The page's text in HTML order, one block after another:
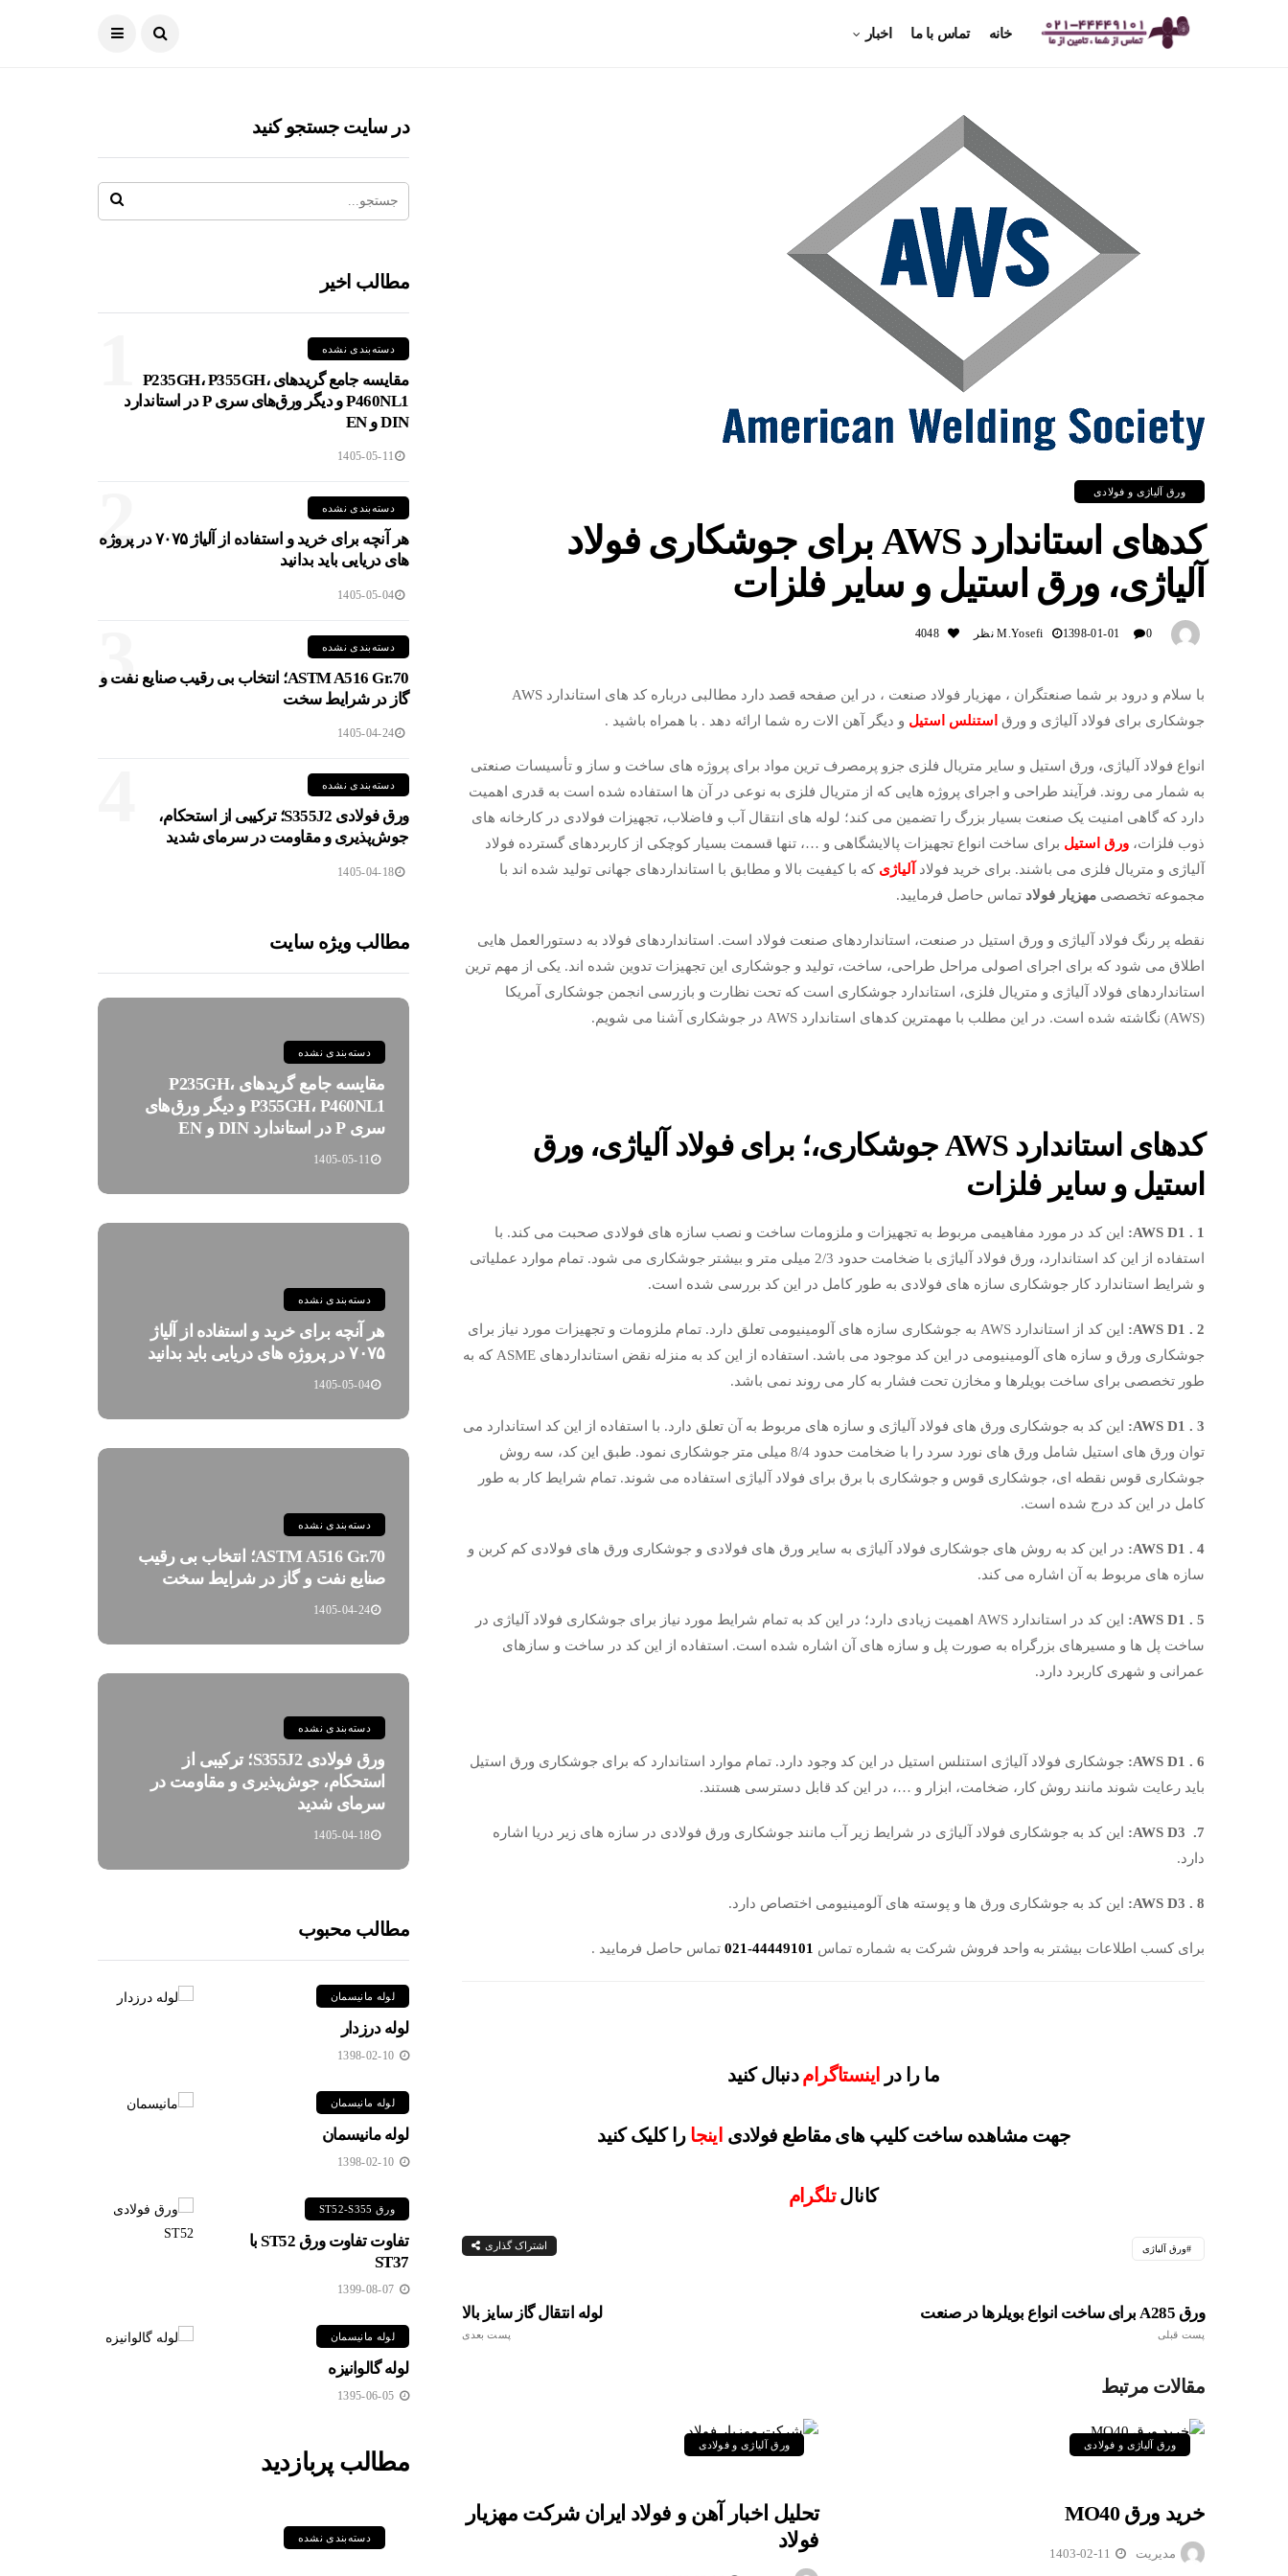
خانه تماس با ما اخبار
ورق آلیاژی و فولادی
کدهای استاندارد AWS برای جوشکاری فولاد
آلیاژی، ورق استیل و سایر فلزات
M.yosefi 1398-01-01 0 نظر
با سلام و درود بر شما صنعتگران ، مهزیار فولاد صنعت ، در این صفحه قصد دارد مطالبی درباره کد های استاندارد AWS
جوشکاری برای فولاد آلیاژی و ورق استنلس استیل و دیگر آهن الات ره شما ارائه دهد . با همراه باشید .
انواع فولاد آلیاژی، ورق استیل و سایر متریال فلزی جزو پرمصرف ترین مواد برای پروژه های ساخت و ساز و تأسیسات صنعتی
به شمار می روند. فرآیند طراحی و اجرای پروژه هایی که از متریال فلزی به نوعی در آن ها استفاده شده است به قدری اهمیت
دارد که گاهی امنیت یک صنعت بسیار بزرگ را تضمین می کند؛ لوله های انتقال آب و فاضلاب، تجهیزات فولادی در کارخانه های
ذوب فلزات، ورق استیل برای ساخت انواع تجهیزات پالایشگاهی و …، تنها قسمت بسیار کوچکی از کاربردهای گسترده فولاد
آلیاژی و متریال فلزی می باشند. برای خرید فولاد
آلیاژی که با کیفیت بالا و مطابق با استانداردهای جهانی تولید شده اند با
مجموعه تخصصی مهزیار فولاد تماس حاصل فرمایید.
نقطه پر رنگ فولاد آلیاژی و ورق استیل در صنعت، استانداردهای صنعت فولاد است. استانداردهای فولاد به دستورالعمل هایی
اطلاق می شود که برای اجرای اصولی مراحل طراحی، ساخت، تولید و جوشکاری این تجهیزات تدوین شده اند. یکی از مهم ترین
استانداردهای فولاد آلیاژی و متریال فلزی، استاندارد جوشکاری است که تحت نظارت و بازرسی انجمن جوشکاری آمریکا
(AWS) نگاشته شده است. در این مطلب با مهمترین کدهای استاندارد AWS در جوشکاری آشنا می شویم.
کدهای استاندارد AWS جوشکاری،
؛ برای فولاد آلیاژی، ورق
استیل و سایر فلزات
AWS D1 . 1
:
این کد در مورد مفاهیمی مربوط به تجهیزات و ملزومات ساخت و نصب سازه های فولادی صحبت می کند. با
استفاده از این کد استاندارد، ورق فولاد آلیاژی با ضخامت حدود 2/3 میلی متر و بیشتر جوشکاری می شود. تمام موارد عملیاتی
و شرایط استاندارد کار جوشکاری سازه های فولادی به طور کامل در این کد بررسی شده است.
AWS D1 . 2
:
این کد از استاندارد AWS به جوشکاری سازه های آلومینیومی تعلق دارد. تمام ملزومات و تجهیزات مورد نیاز برای
جوشکاری ورق و سازه های آلومینیومی در این کد موجود می باشد. استفاده از این کد به منزله نقض استانداردهای ASME که به
طور تخصصی برای ساخت بویلرها و مخازن تحت فشار به کار می روند نمی باشد.
AWS D1 . 3
: این کد به جوشکاری ورق های فولاد آلیاژی و سازه های مربوط به آن تعلق دارد. با استفاده از این کد استاندارد می
توان ورق های استیل شامل ورق های نورد سرد را با ضخامت حدود 8/4 میلی متر جوشکاری نمود. طبق این کد، سه روش
جوشکاری قوس نقطه ای، جوشکاری قوس و جوشکاری با برق برای فولاد آلیاژی استفاده می شوند. تمام شرایط کار به طور
کامل در این کد درج شده است.
AWS D1 . 4
: در این کد به روش های جوشکاری فولاد آلیاژی به سایر ورق های فولادی و جوشکاری ورق های فولادی کم کربن و
سازه های مربوط به آن اشاره می کند.
AWS D1 . 5
:
این کد در استاندارد AWS اهمیت زیادی دارد؛ در این کد به تمام شرایط مورد نیاز برای جوشکاری فولاد آلیاژی در
ساخت پل ها و مسیرهای بزرگراه به صورت پل و سازه های آن اشاره شده است. استفاده از این کد در ساخت و سازهای
عمرانی و شهری کاربرد دارد.
AWS D1 . 6
: جوشکاری فولاد آلیاژی استنلس استیل در این کد وجود دارد. تمام موارد استاندارد که برای جوشکاری ورق استیل
باید رعایت شوند مانند روش کار، ضخامت، ابزار و …، در این کد قابل دسترسی هستند.
AWS D3 .7
: این کد به جوشکاری فولاد آلیاژی در شرایط زیر آب مانند جوشکاری ورق فولادی در سازه های زیر دریا اشاره
دارد.
AWS D3 . 8
: این کد به جوشکاری ورق ها و پوسته های آلومینیومی اختصاص دارد.
برای کسب اطلاعات بیشتر به واحد فروش شرکت به شماره تماس 44449101-021 تماس حاصل فرمایید .
ما را در اینستاگرامدنبال کنید
جهت مشاهده ساخت کلیپ های مقاطع فولادی اینجا را کلیک کنید
کانال تلگرام
ورق آلیاژی اشتراک گذاری
لوله انتقال گاز سایز بالا
پست بعدی
ورق A285 برای ساخت انواع بویلرها در صنعت
پست قبلی
مقالات مرتبط
ورق آلیاژی و فولادی
تحلیل اخبار آهن و فولاد ایران شرکت مهزیار
فولاد
ورق آلیاژی و فولادی
خرید ورق MO40
مدیریت 1403-02-11
در سایت جستجو کنید
مطالب اخیر
دسته‌بندی نشده
مقایسه جامع گریدهای P235GH، P355GH،
P460NL1 و دیگر ورق‌های سری P در استاندارد
DIN و EN
1405-05-11
2 دسته‌بندی نشده
هر آنچه برای خرید و استفاده از آلیاژ ۷۰۷۵ در پروژه
های دریایی باید بدانید
1405-05-04
3 دسته‌بندی نشده
ASTM A516 Gr.70؛ انتخاب بی رقیب صنایع نفت و
گاز در شرایط سخت
1405-04-24
دسته‌بندی نشده
ورق فولادی S355J2؛ ترکیبی از استحکام،
جوش‌پذیری و مقاومت در سرمای شدید
1405-04-18
مطالب ویژه سایت
دسته‌بندی نشده
مقایسه جامع گریدهای P235GH،
P355GH، P460NL1 و دیگر ورق‌های
سری P در استاندارد DIN و EN
1405-05-11
دسته‌بندی نشده
هر آنچه برای خرید و استفاده از آلیاژ
۷۰۷۵ در پروژه های دریایی باید بدانید
1405-05-04
دسته‌بندی نشده
ASTM A516 Gr.70؛ انتخاب بی رقیب
صنایع نفت و گاز در شرایط سخت
1405-04-24
دسته‌بندی نشده
ورق فولادی S355J2؛ ترکیبی از
استحکام، جوش‌پذیری و مقاومت در
سرمای شدید
1405-04-18
مطالب محبوب
لوله مانیسمان
لوله درزدار
1398-02-10
لوله مانیسمان
لوله مانیسمان
1398-02-10
ورق ST52-S355
تفاوت تفاوت ورق ST52 با
ST37
1399-08-07
لوله مانیسمان
لوله گالوانیزه
1395-06-05
مطالب پربازدید
دسته‌بندی نشده